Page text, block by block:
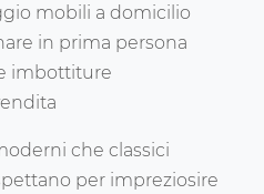
mobili a domicilio
in prima persona
imbottiture
che classici
per impreziosire